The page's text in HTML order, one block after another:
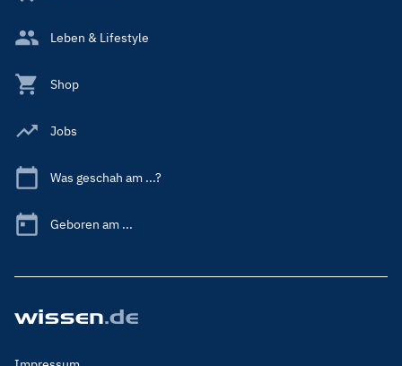
Leben & Lifestyle
Shop
Jobs
Was geschah am ...?
Geboren am ...